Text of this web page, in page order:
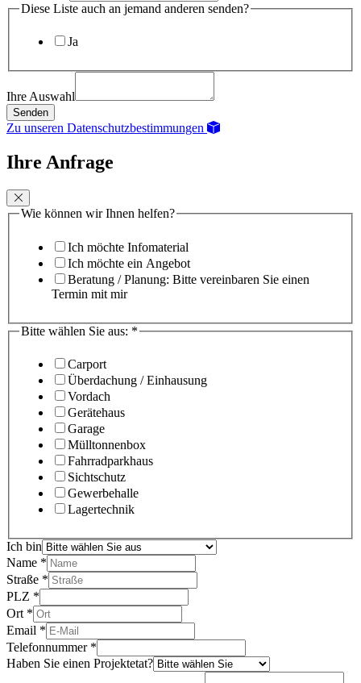
Diese Liste auch an jemand anderen senden?
Ja
Ihre Auswahl
Senden
Zu unseren Datenschutzbestimmungen
Ihre Anfrage
Wie können wir Ihnen helfen?
Ich möchte Infomaterial
Ich möchte ein Angebot
Beratung / Planung: Bitte vereinbaren Sie einen
Termin mit mir
Bitte wählen Sie aus: *
Carport
Überdachung / Einhausung
Vordach
Gerätehaus
Garage
Mülltonnenbox
Fahrradparkhaus
Sichtschutz
Gewerbehalle
Lagertechnik
Ich bin
Name *
Straße *
PLZ *
Ort *
Email *
Telefonnummer *
Haben Sie einen Projektetat?